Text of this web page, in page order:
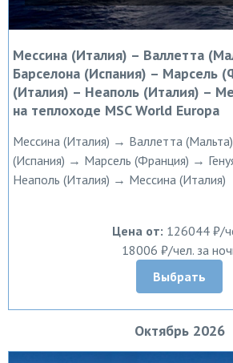
Мессина (Италия) – Валлетта
Барселона (Испания) – Марсель
(Италия) – Неаполь (Италия) –
на теплоходе MSC World Europa
Мессина (Италия) → Валлетта
(Испания) → Марсель (Франция) →
Неаполь (Италия) → Мессина (Италия)
Цена от: 126044 ₽/
18006 ₽/чел. за
Выбрать
Октябрь 2026